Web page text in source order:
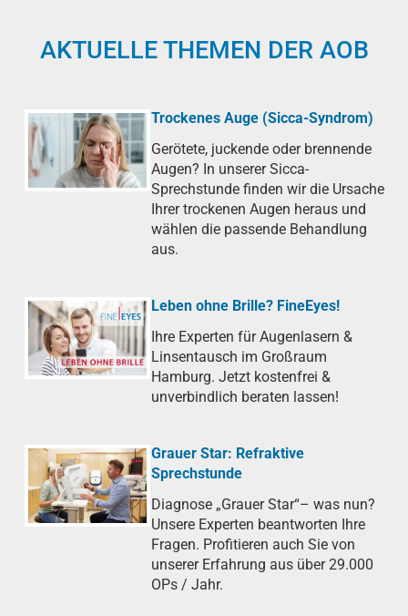
AKTUELLE THEMEN DER AOB
Trockenes Auge (Sicca-Syndrom)
Gerötete, juckende oder brennende
Augen? In unserer Sicca-
Sprechstunde finden wir die Ursache
Ihrer trockenen Augen heraus und
wählen die passende Behandlung
aus.
Leben ohne Brille? FineEyes!
Ihre Experten für Augenlasern &
Linsentausch im Großraum
Hamburg. Jetzt kostenfrei &
unverbindlich beraten lassen!
Grauer Star: Refraktive
Sprechstunde
Diagnose „Grauer Star“– was nun?
Unsere Experten beantworten Ihre
Fragen. Profitieren auch Sie von
unserer Erfahrung aus über 29.000
OPs / Jahr.